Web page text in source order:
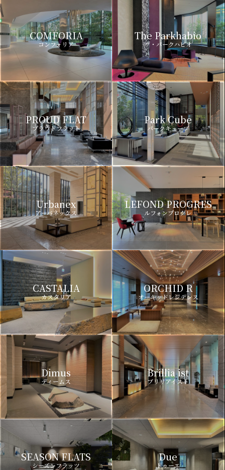
COMFORIA
コンフォリア
The Parkhabio
ザ・パークハビオ
PROUD FLAT
プラウドフラット
Park Cube
パークキューブ
Urbanex
アーバネックス
LEFOND PROGRES
ルフォンプログレ
CASTALIA
カスタリア
ORCHID R
オーキッドレジデンス
Dimus
ディームス
Brillia ist
ブリリアイスト
SEASON FLATS
シーズンフラッツ
Due
ドゥーエ